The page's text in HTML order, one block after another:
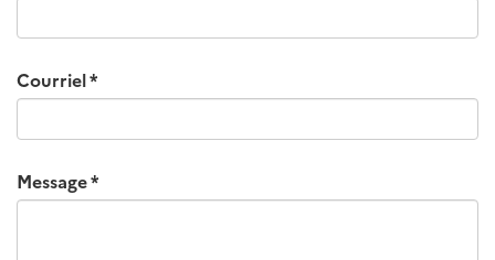
Courriel
Message